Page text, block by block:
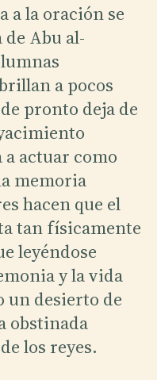
a la oración se
de Abu al-
a pocos
pronto deja de
actuar como
memoria
hacen que el
tan físicamente
leyéndose
y la vida
un desierto de
obstinada
los reyes.